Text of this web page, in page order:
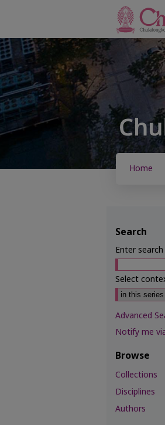
Home
Search
Enter
Select
Advanced
Notify me
Browse
Collections
Disciplines
Authors